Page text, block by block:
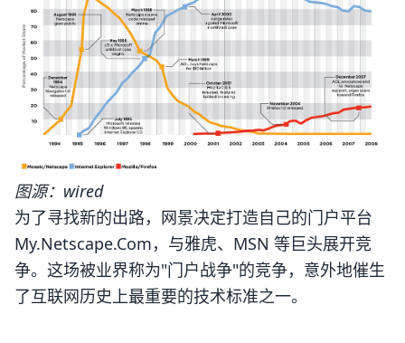
图源：wired
为了寻找新的出路，网景决定打造自己的门户平台
My.Netscape.Com，与雅虎、MSN 等巨头展开竞
争。这场被业界称为"门户战争"的竞争，意外地催生
了互联网历史上最重要的技术标准之一。